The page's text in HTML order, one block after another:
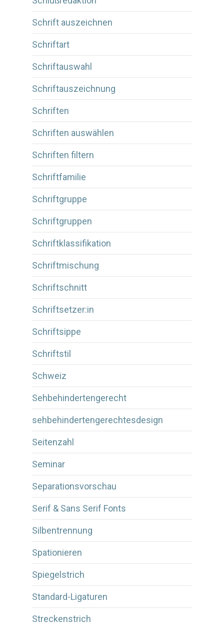
Schrift auszeichnen
Schriftart
Schriftauswahl
Schriftauszeichnung
Schriften
Schriften auswählen
Schriften filtern
Schriftfamilie
Schriftgruppe
Schriftgruppen
Schriftklassifikation
Schriftmischung
Schriftschnitt
Schriftsetzer:in
Schriftsippe
Schriftstil
Schweiz
Sehbehindertengerecht
sehbehindertengerechtesdesign
Seitenzahl
Seminar
Separationsvorschau
Serif & Sans Serif Fonts
Silbentrennung
Spationieren
Spiegelstrich
Standard-Ligaturen
Streckenstrich